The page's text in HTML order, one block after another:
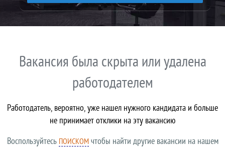
Вакансия была скрыта или удалена
работодателем
Работодатель, вероятно, уже нашел нужного кандидата и больше
не принимает отклики на эту вакансию
Воспользуйтесь ПОИСКОМчтобы найти другие вакансии на нашем